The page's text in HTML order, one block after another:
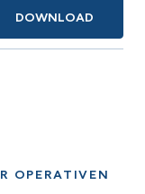
DOWNLOAD
OPERATIVEN